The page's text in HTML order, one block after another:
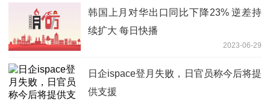
韩国上月对华出口同比下降23% 逆差持
续扩大 每日快播
2023-06-29
日企ispace登月失败，日官员称今后将提
供支援